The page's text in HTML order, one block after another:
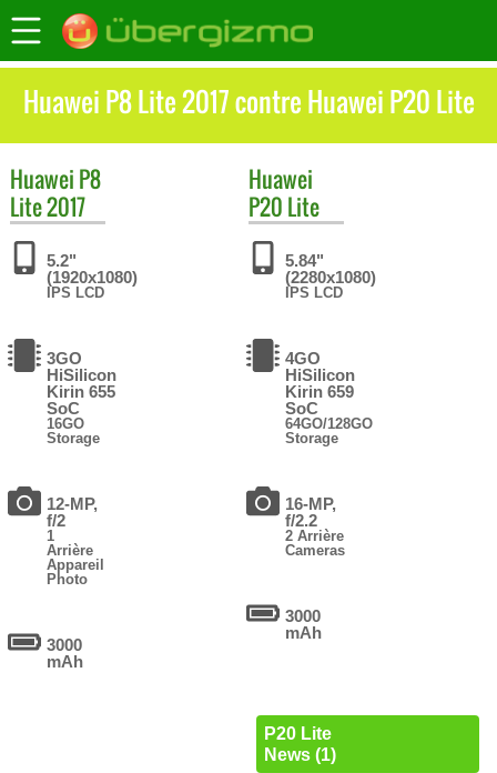
Huawei P8 Lite 2017 contre Huawei P20 Lite
Huawei P8
Lite 2017
5.2"
(1920x1080)
IPS LCD
3GO
HiSilicon
Kirin 655
SoC
16GO
Storage
12-MP,
f/2
1
Arrière
Appareil
Photo
3000
mAh
Huawei
P20 Lite
5.84"
(2280x1080)
IPS LCD
4GO
HiSilicon
Kirin 659
SoC
64GO/128GO
Storage
16-MP,
f/2.2
2 Arrière
Cameras
3000
mAh
P20 Lite
News (1)